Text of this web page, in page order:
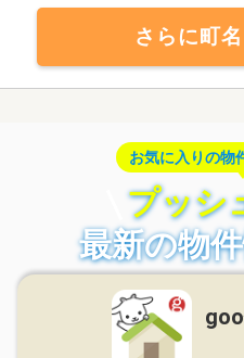
さらに町
お気に入りの物
プッシ
最新の物